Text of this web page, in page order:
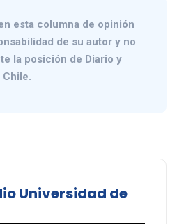
esta columna de opinión
de su autor y no
la posición de Diario y
Chile.
Universidad de